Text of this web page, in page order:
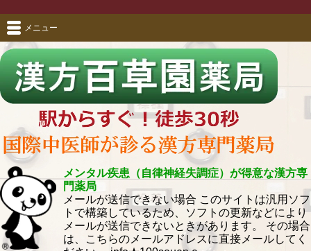
メンタル疾患（自律神経失調症）が得意な漢方専
門薬局
メールが送信できない場合 このサイトは汎用ソフ
トで構築しているため、ソフトの更新などにより
メールが送信できないときがあります。 その場合
は、こちらのメールアドレスに直接メールしてく
メニュー